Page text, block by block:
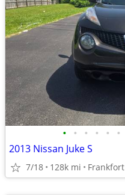
• • • • • •
2013 Nissan Juke S
7/18 128k mi Frankfort